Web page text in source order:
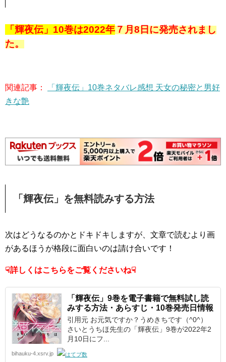
「輝夜伝」10巻は2022年 ７ 月8日に発売されまし
た。
関連記事：
「輝夜伝」10巻ネタバレ感想 天女の秘密と男好
きな艶
「輝夜伝」を無料読みする方法
次はどうなるのかとドキドキしますが、文章で読むより画
があるほうが格段に面白いのは請け合いです！
☟詳しくはこちらをご覧くださいね☟
「輝夜伝」9巻を電子書籍で無料試し読
みする方法・あらすじ・10巻発売日情報
引用元 お元気ですか？うめきちです（^0^）
さいとうちほ先生の「輝夜伝」9巻が2022年2
月10日にフ...
bihauku-4.xsrv.jp